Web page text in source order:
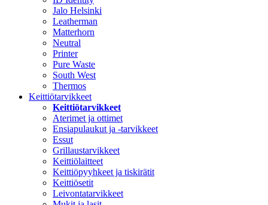
Jalo Helsinki
Leatherman
Matterhorn
Neutral
Printer
Pure Waste
South West
Thermos
Keittiötarvikkeet
Keittiötarvikkeet
Aterimet ja ottimet
Ensiapulaukut ja -tarvikkeet
Essut
Grillaustarvikkeet
Keittiölaitteet
Keittiöpyyhkeet ja tiskirätit
Keittiösetit
Leivontatarvikkeet